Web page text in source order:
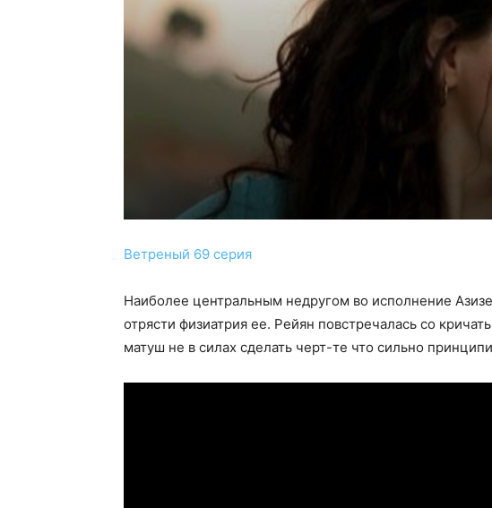
Ветреный 69 серия
Наиболее центральным недругом во исполнение
отрясти физиатрия ее. Рейян повстречалась со
матуш не в силах сделать черт-те что сильно